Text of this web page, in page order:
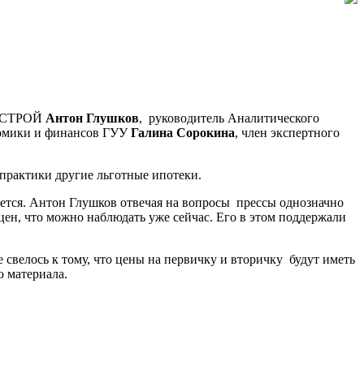
Антон Глушков, руководитель Аналитического
и финансов ГУУГалина Сорокина, член экспертного
другие льготные ипотеки.
Антон Глушков отвечая на вопросы прессы однозначно
что можно наблюдать уже сейчас. Его в этом поддержали
к тому, что цены на первичку и вторичку будут иметь
материала.